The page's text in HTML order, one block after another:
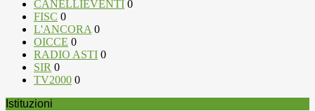
CANELLIEVENTI 0
FISC 0
L'ANCORA0
OICCE 0
RADIO ASTI 0
SIR 0
TV2000 0
Istituzioni